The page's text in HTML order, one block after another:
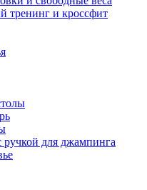
тренинг и кроссфит
ручкой для джампинга